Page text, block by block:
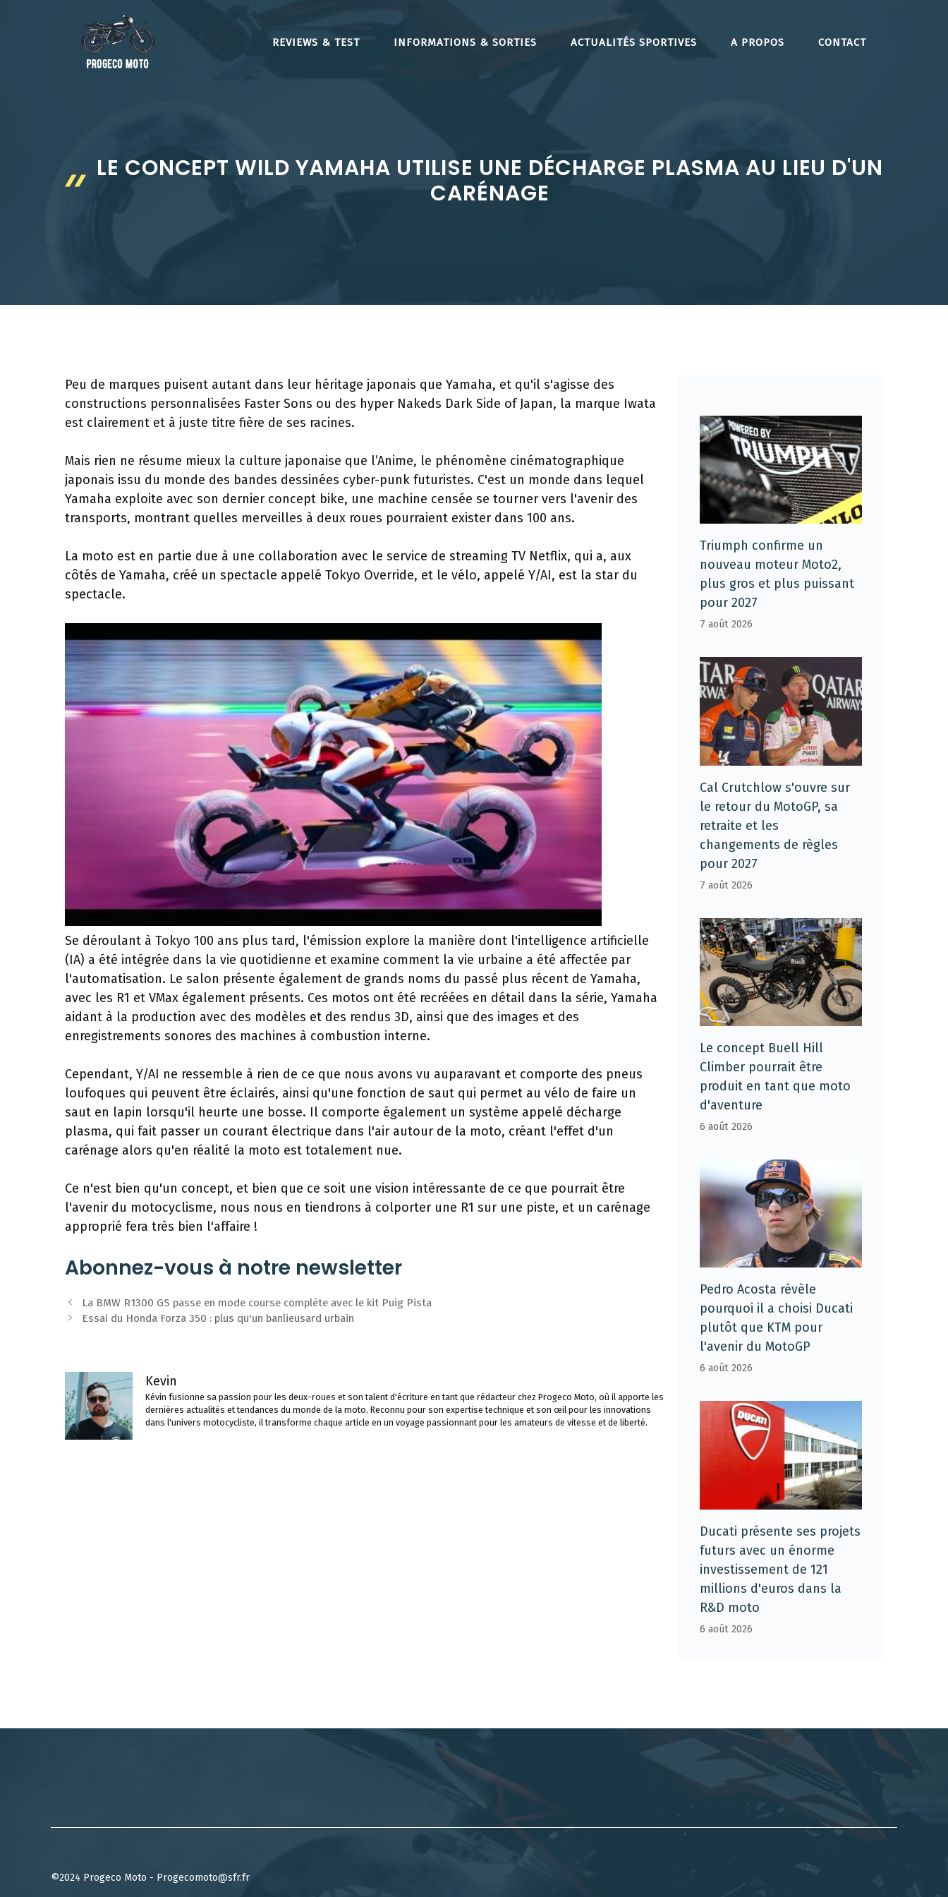
REVIEWS & TEST INFORMATIONS & SORTIES ACTUALITÉS SPORTIVES A PROPOS CONTACT
LE CONCEPT WILD YAMAHA UTILISE UNE DÉCHARGE PLASMA AU LIEU D'UN
CARÉNAGE
Peu de marques puisent autant dans leur héritage japonais que Yamaha, et qu'il s'agisse des
constructions personnalisées Faster Sons ou des hyper Nakeds Dark Side of Japan, la marque Iwata
est clairement et à juste titre fière de ses racines.
Mais rien ne résume mieux la culture japonaise que l’Anime, le phénomène cinématographique
japonais issu du monde des bandes dessinées cyber-punk futuristes. C'est un monde dans lequel
Yamaha exploite avec son dernier concept bike, une machine censée se tourner vers l'avenir des
transports, montrant quelles merveilles à deux roues pourraient exister dans 100 ans.
La moto est en partie due à une collaboration avec le service de streaming TV Netflix, qui a, aux
côtés de Yamaha, créé un spectacle appelé Tokyo Override, et le vélo, appelé Y/AI, est la star du
spectacle.
Se déroulant à Tokyo 100 ans plus tard, l'émission explore la manière dont l'intelligence artificielle
(IA) a été intégrée dans la vie quotidienne et examine comment la vie urbaine a été affectée par
l'automatisation. Le salon présente également de grands noms du passé plus récent de Yamaha,
avec les R1 et VMax également présents. Ces motos ont été recréées en détail dans la série, Yamaha
aidant à la production avec des modèles et des rendus 3D, ainsi que des images et des
enregistrements sonores des machines à combustion interne.
Cependant, Y/AI ne ressemble à rien de ce que nous avons vu auparavant et comporte des pneus
loufoques qui peuvent être éclairés, ainsi qu'une fonction de saut qui permet au vélo de faire un
saut en lapin lorsqu'il heurte une bosse. Il comporte également un système appelé décharge
plasma, qui fait passer un courant électrique dans l'air autour de la moto, créant l'effet d'un
carénage alors qu'en réalité la moto est totalement nue.
Ce n'est bien qu'un concept, et bien que ce soit une vision intéressante de ce que pourrait être
l'avenir du motocyclisme, nous nous en tiendrons à colporter une R1 sur une piste, et un carénage
approprié fera très bien l'affaire !
Abonnez-vous à notre newsletter
Navigation
des
La BMW R1300 GS passe en mode course complète avec le kit Puig Pista
Essai du Honda Forza 350 : plus qu'un banlieusard urbain
Kevin
Kévin fusionne sa passion pour les deux-roues et son talent d'écriture en tant que rédacteur chez Progeco Moto, où il apporte les
dernières actualités et tendances du monde de la moto. Reconnu pour son expertise technique et son œil pour les innovations
dans l'univers motocycliste, il transforme chaque article en un voyage passionnant pour les amateurs de vitesse et de liberté.
Triumph confirme un
nouveau moteur Moto2,
plus gros et plus puissant
pour 2027
7 août 2026
Cal Crutchlow s'ouvre sur
le retour du MotoGP, sa
retraite et les
changements de règles
pour 2027
7 août 2026
Le concept Buell Hill
Climber pourrait être
produit en tant que moto
d'aventure
6 août 2026
Pedro Acosta révèle
pourquoi il a choisi Ducati
plutôt que KTM pour
l'avenir du MotoGP
6 août 2026
Ducati présente ses projets
futurs avec un énorme
investissement de 121
millions d'euros dans la
R&D moto
6 août 2026
©2024 Progeco Moto - Progecomoto@sfr.fr